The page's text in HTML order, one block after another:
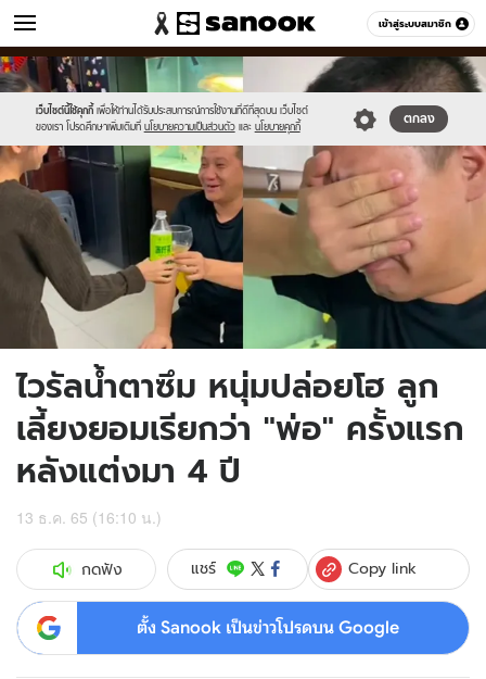
เข้าสู่ระบบสมาชิก
ข่าว หมวดอื่นๆ
เว็บไซต์นี้ใช้คุกกี้ เพื่อให้ท่านได้รับประสบการณ์การใช้งานที่ดีที่สุดบน เว็บไซต์
ของเรา โปรดศึกษาเพิ่มเติมที่ นโยบายความเป็นส่วนตัว และ นโยบายคุกกี้
ตกลง
Sanook
//s.isanook.com/sr/0/images/logo-
new-
sanook.png
600
60
//s.isanook.com/ns/0/ud/1737/8686806/dad.jpg
ไวรัลน้ำตาซึม หนุ่มปล่อยโฮ ลูก
เลี้ยงยอมเรียกว่า "พ่อ" ครั้งแรก
หลังแต่งมา 4 ปี
13 ธ.ค. 65 (16:10 น.)
กดฟัง แชร์ Copy link
ตั้ง Sanook เป็นข่าวโปรดบน Google